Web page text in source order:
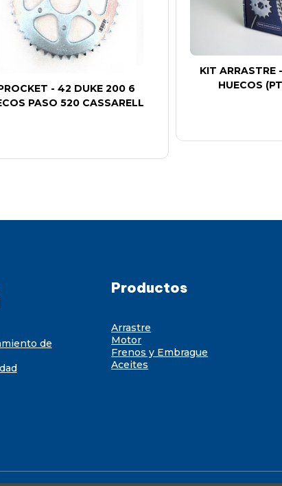
- 42 DUKE 200 6
PASO 520 CASSARELL
KIT
HUECOS
de
Productos
Arrastre
Motor
Frenos y Embrague
Aceites